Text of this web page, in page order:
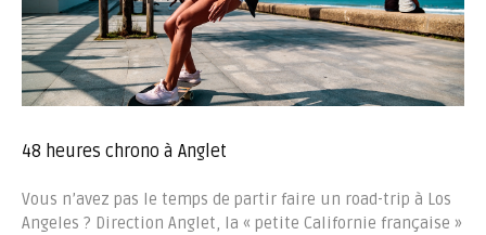
48 heures chrono à Anglet
Vous n’avez pas le temps de partir faire un road-trip à Los
Angeles ? Direction Anglet, la « petite Californie française »